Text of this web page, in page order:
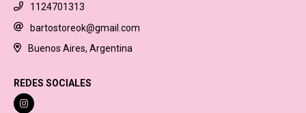
1124701313
bartostoreok@gmail.com
Buenos Aires, Argentina
REDES SOCIALES